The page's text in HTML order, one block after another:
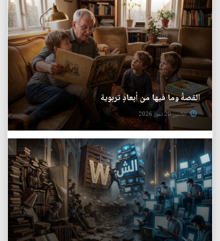
القصةُ وما فيها من أبعادٍ تربوية
الأثنين 20 تموز 2026